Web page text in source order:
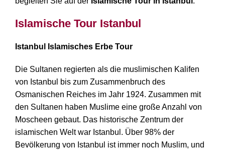
Islamische Tour Istanbul
Istanbul Islamisches Erbe Tour
Die Sultanen regierten als die muslimischen Kalifen
von Istanbul bis zum Zusammenbruch des
Osmanischen Reiches im Jahr 1924. Zusammen mit
den Sultanen haben Muslime eine große Anzahl von
Moscheen gebaut. Das historische Zentrum der
islamischen Welt war Istanbul. Über 98% der
Bevölkerung von Istanbul ist immer noch Muslim, und